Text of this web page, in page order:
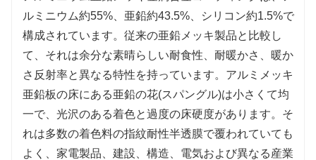
ある亜鉛の花(スパングル)は小さくて
均一で、明るい色と高い表面硬度を持
っています。
ルミニウム約55%、亜鉛約43.5%、シリコン約1.5%で
構成されています。従来の亜鉛メッキ製品と比較し
て、それは余分な素晴らしい耐食性、耐暖かさ、暖か
さ反射率と異なる特性を持っています。アルミメッキ
亜鉛板の床にある亜鉛の花(スパングル)は小さくて均
一で、光沢のある着色と過度の床硬度があります。そ
れは多数の着色料の指紋耐性半透膜で覆われていても
よく、家電製品、建設、構造、電気および異なる産業